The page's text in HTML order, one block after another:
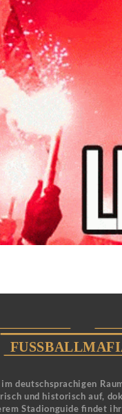
deutschsprachigen
und historisch auf,
Stadionguide findet